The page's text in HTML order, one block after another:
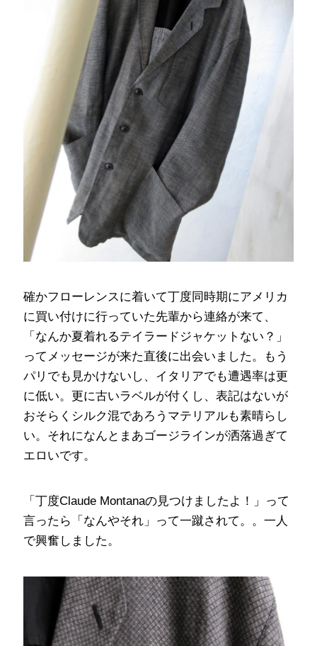
確かフローレンスに着いて丁度同時期にアメリカ
に買い付けに行っていた先輩から連絡が来て、
「なんか夏着れるテイラードジャケットない？」
ってメッセージが来た直後に出会いました。もう
パリでも見かけないし、イタリアでも遭遇率は更
に低い。更に古いラベルが付くし、表記はないが
おそらくシルク混であろうマテリアルも素晴らし
い。それになんとまあゴージラインが洒落過ぎて
エロいです。
「丁度Claude Montanaの見つけましたよ！」って
言ったら「なんやそれ」って一蹴されて。。一人
で興奮しました。